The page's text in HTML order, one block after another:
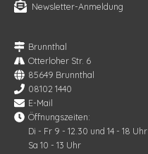
Newsletter-Anmeldung
Brunnthal
Otterloher Str. 6
85649 Brunnthal
08102 1440
E-Mail
Öffnungszeiten:
Di - Fr 9 - 12.30 und 14 - 18 Uhr
Sa 10 - 13 Uhr